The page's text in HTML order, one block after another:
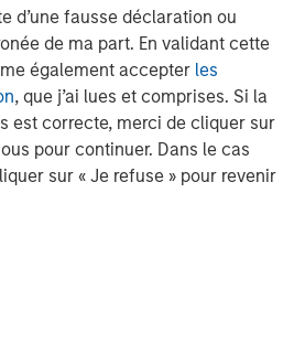
d’une fausse déclaration ou
de ma part. En validant cette
également accepter les
, que j’ai lues et comprises. Si la
est correcte, merci de cliquer sur
pour continuer. Dans le cas
sur « Je refuse » pour revenir
and selective asset-level